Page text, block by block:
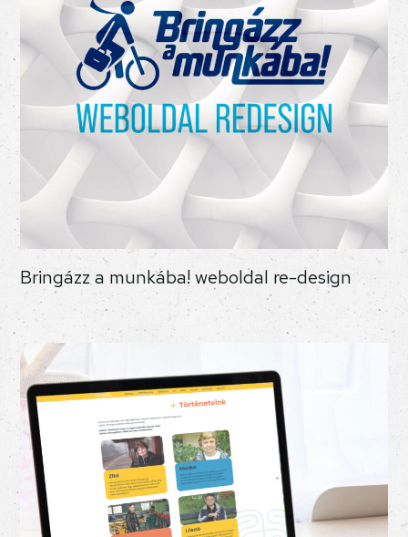
Bringázz a munkába! weboldal re-design